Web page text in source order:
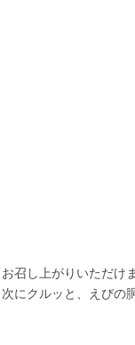
召し上がりいただけま
にクルッと、えびの